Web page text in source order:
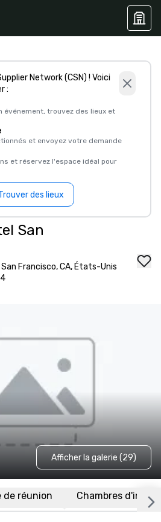
Network (CSN) ! Voici
:
événement, trouvez des lieux et
et envoyez votre demande
et réservez l'espace idéal pour
des lieux
San
Francisco, CA, États-Unis
Afficher la galerie (29)
de réunion Chambres